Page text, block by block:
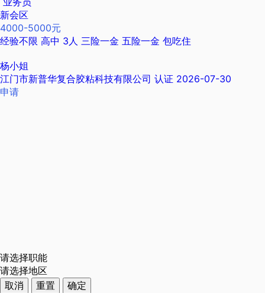
新会区
4000-5000元
经验不限 高中 3人 三险一金 五险一金 包吃住
杨小姐
江门市新普华复合胶粘科技有限公司 认证 2026-07-30
申请
请选择职能
请选择地区
取消
重置
确定